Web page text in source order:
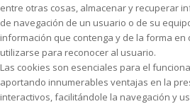
entre otras cosas, almacenar y recuperar
de navegación de un usuario o de su
información que contenga y de la forma
utilizarse para reconocer al usuario.
Las cookies son esenciales para el
aportando innumerables ventajas en la
interactivos, facilitándole la navegación y